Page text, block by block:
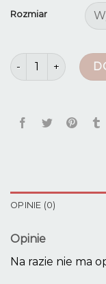
Rozmiar
ilość dzwony
OPINIE (0)
Opinie
Na razie nie ma